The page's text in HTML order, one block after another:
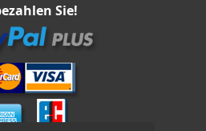
Sie!